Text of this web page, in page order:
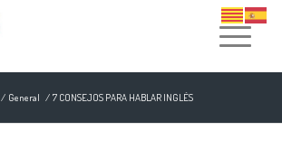
/ General / 7 CONSEJOS PARA HABLAR INGLÉS